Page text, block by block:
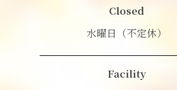
Closed
水曜日（不定休）
Facility